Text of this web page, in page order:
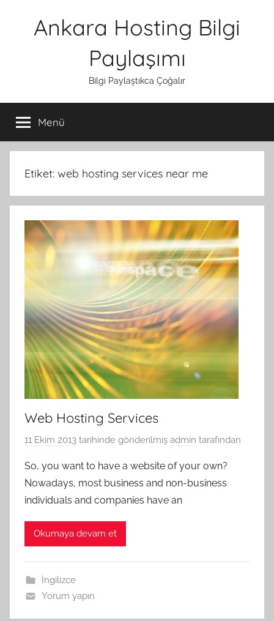
Ankara Hosting Bilgi
Paylaşımı
Bilgi Paylaştıkca Çoğalır
Menü
Etiket: web hosting services near me
Web Hosting Services
11 Ekim 2013 tarihinde gönderilmiş admin tarafından
So, you want to have a website of your own?
Nowadays, most business and non-business
individuals and companies have an
Okumaya devam et
İngilizce
Yorum yapın